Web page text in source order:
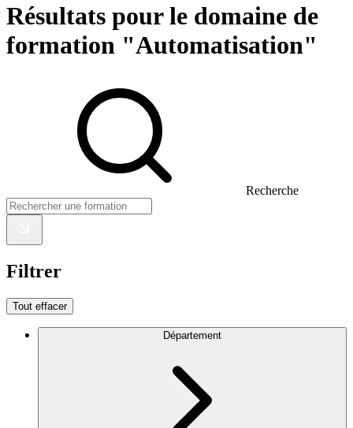
Résultats pour le domaine de
formation "Automatisation"
Recherche
Filtrer
Tout effacer
Département